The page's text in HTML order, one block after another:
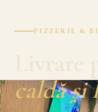
PIZZERIE &
Livrare
caldă și